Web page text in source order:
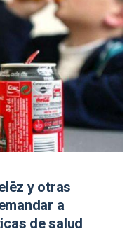
y otras
a
de salud